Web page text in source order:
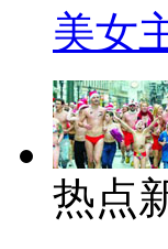
美女
热点